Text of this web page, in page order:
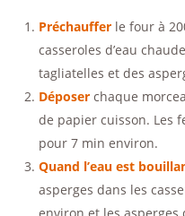
Préchauffer le four à
casseroles d’eau
tagliatelles et des
Déposer chaque
de papier cuisson. Les
pour 7 min environ.
Quand l’eau est
asperges dans les
environ et les